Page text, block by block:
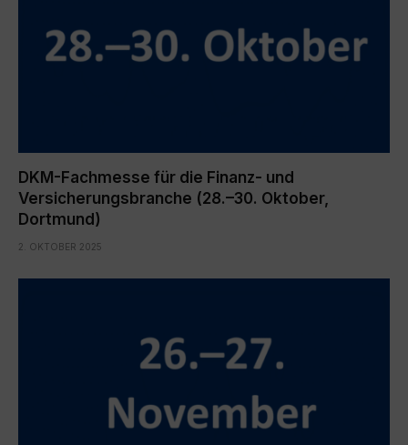
DKM-Fachmesse für die Finanz- und
Versicherungsbranche (28.–30. Oktober,
Dortmund)
2. OKTOBER 2025